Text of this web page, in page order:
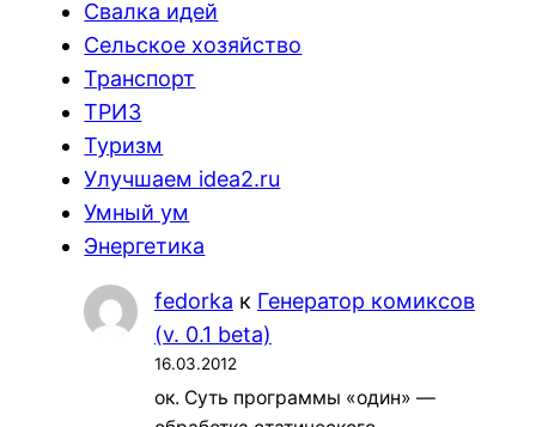
Свалка идей
Сельское хозяйство
Транспорт
ТРИЗ
Туризм
Улучшаем idea2.ru
Умный ум
Энергетика
fedorka к Генератор комиксов
(v. 0.1 beta)
16.03.2012
ок. Суть программы «один» —